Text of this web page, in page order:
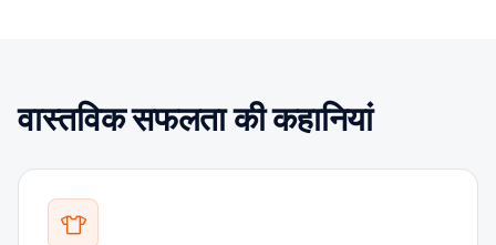
वास्तविक सफलता की कहानियां